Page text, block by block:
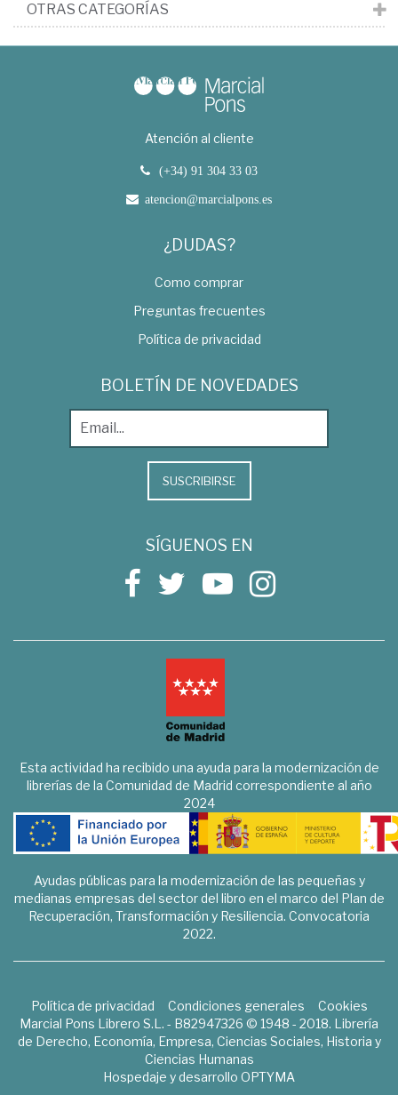
OTRAS CATEGORÍAS
Atención al cliente
(+34) 91 304 33 03
atencion@marcialpons.es
¿DUDAS?
Como comprar
Preguntas frecuentes
Política de privacidad
BOLETÍN DE NOVEDADES
SUSCRIBIRSE
SÍGUENOS EN
Esta actividad ha recibido una ayuda para la modernización de
librerías de la Comunidad de Madrid correspondiente al año
2024
Ayudas públicas para la modernización de las pequeñas y
medianas empresas del sector del libro en el marco del Plan de
Recuperación, Transformación y Resiliencia. Convocatoria
2022.
Política de privacidad Condiciones generales
Cookies
Marcial Pons Librero S.L. - B82947326 © 1948 - 2018. Librería
de Derecho, Economía, Empresa, Ciencias Sociales, Historia y
Ciencias Humanas
Hospedaje y desarrollo OPTYMA